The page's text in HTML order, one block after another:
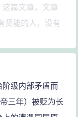
篇文章，文章
贤能的人，没有
了。贾谊我追念
章的词句说：
去做官。途中
到了这湘江后写
凭吊屈原先生，
级内部矛盾而
三年）被贬为长